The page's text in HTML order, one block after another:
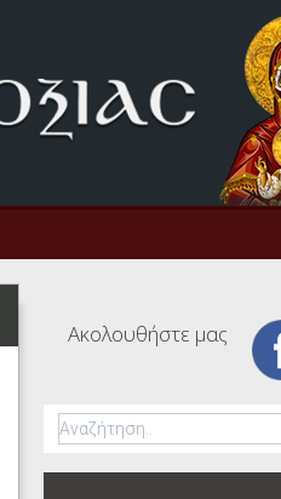
Ακολουθήστε μας